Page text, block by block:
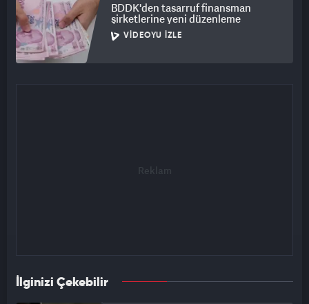
BDDK'den tasarruf finansman
şirketlerine yeni düzenleme
VIDEOYU İZLE
İlginizi Çekebilir